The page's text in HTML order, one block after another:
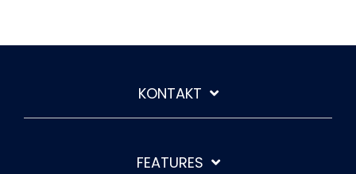
KONTAKT
FEATURES